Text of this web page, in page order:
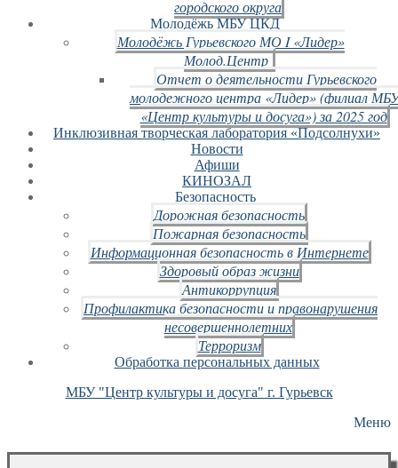
городского округа
Молодёжь МБУ ЦКД
Молодёжь Гурьевского МО I «Лидер»
Молод.Центр
Отчет о деятельности Гурьевского
молодежного центра «Лидер» (филиал
«Центр культуры и досуга») за 2025 год
Инклюзивная творческая лаборатория «Подсолнухи»
Новости
Афиши
КИНОЗАЛ
Безопасность
Дорожная безопасность
Пожарная безопасность
Информационная безопасность в Интернете
Здоровый образ жизни
Антикоррупция
Профилактика безопасности и правонарушения
несовершеннолетних
Терроризм
Обработка персональных данных
МБУ "Центр культуры и досуга" г. Гурьевск
Меню